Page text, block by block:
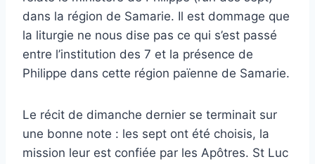
dans la région de Samarie. Il est dommage que
la liturgie ne nous dise pas ce qui s’est passé
entre l’institution des 7 et la présence de
Philippe dans cette région païenne de Samarie.
Le récit de dimanche dernier se terminait sur
une bonne note : les sept ont été choisis, la
mission leur est confiée par les Apôtres. St Luc